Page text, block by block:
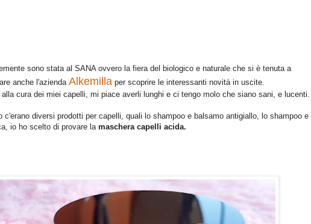
sono stata al SANA ovvero la fiera del biologico e naturale che si è tenuta a
anche l'azienda Alkemilla per scoprire le interessanti novità in uscite.
cura dei miei capelli, mi piace averli lunghi e ci tengo molo che siano sani, e lucenti.
c'erano diversi prodotti per capelli, quali lo shampoo e balsamo antigiallo, lo shampoo e
io ho scelto di provare la maschera capelli acida.